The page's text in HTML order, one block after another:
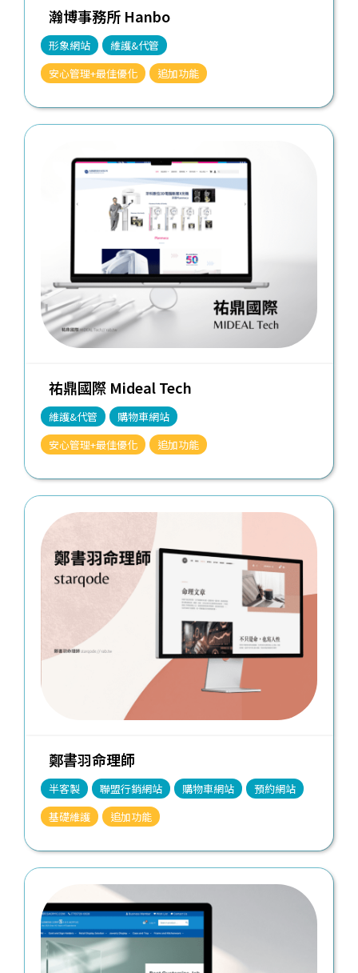
瀚博事務所 Hanbo
形象網站
維護&代管
安心管理+最佳優化
追加功能
祐鼎國際 Mideal Tech
維護&代管
購物車網站
安心管理+最佳優化
追加功能
鄭書羽命理師
半客製 聯盟行銷網站 購物車網站
預約網站
基礎維護
追加功能